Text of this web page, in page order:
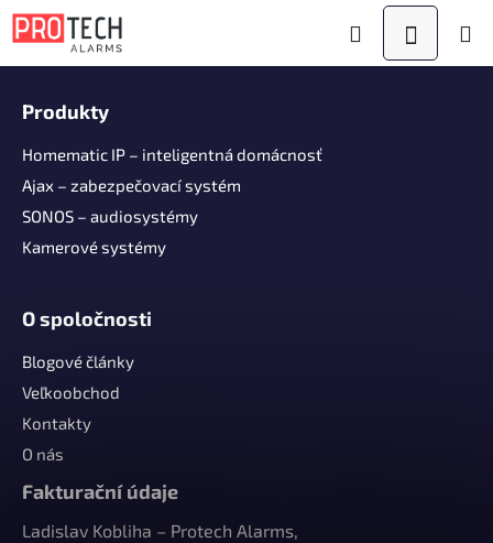
Prejsť
na
Hľadať
KOŠÍK
Z
Produkty
Homematic IP – inteligentná domácnosť
Ajax – zabezpečovací systém
SONOS – audiosystémy
Kamerové systémy
O spoločnosti
Blogové články
Veľkoobchod
Kontakty
O nás
Fakturační údaje
Ladislav Kobliha – Protech Alarms,